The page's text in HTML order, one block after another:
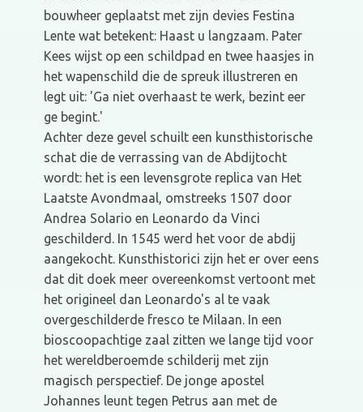
bouwheer geplaatst met zijn devies Festina
Lente wat betekent: Haast u langzaam. Pater
Kees wijst op een schildpad en twee haasjes in
het wapenschild die de spreuk illustreren en
legt uit: 'Ga niet overhaast te werk, bezint eer
ge begint.'
Achter deze gevel schuilt een kunsthistorische
schat die de verrassing van de Abdijtocht
wordt: het is een levensgrote replica van Het
Laatste Avondmaal, omstreeks 1507 door
Andrea Solario en Leonardo da Vinci
geschilderd. In 1545 werd het voor de abdij
aangekocht. Kunsthistorici zijn het er over eens
dat dit doek meer overeenkomst vertoont met
het origineel dan Leonardo's al te vaak
overgeschilderde fresco te Milaan. In een
bioscoopachtige zaal zitten we lange tijd voor
het wereldberoemde schilderij met zijn
magisch perspectief. De jonge apostel
Johannes leunt tegen Petrus aan met de